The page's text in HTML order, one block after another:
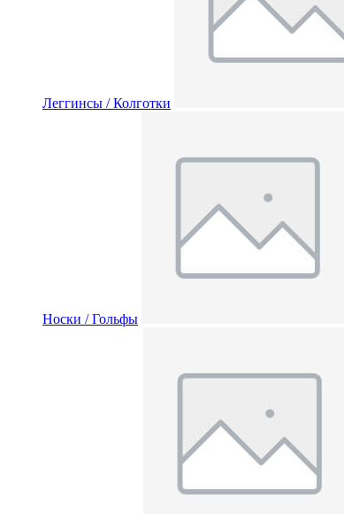
Леггинсы / Колготки
Носки / Гольфы